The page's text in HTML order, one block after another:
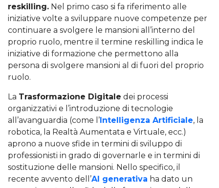
reskilling. Nel primo caso si fa riferimento alle
iniziative volte a sviluppare nuove competenze per
continuare a svolgere le mansioni all’interno del
proprio ruolo, mentre il termine reskilling indica le
iniziative di formazione che permettono alla
persona di svolgere mansioni al di fuori del proprio
ruolo.
La Trasformazione Digitale dei processi
organizzativi e l’introduzione di tecnologie
all’avanguardia (come l’Intelligenza Artificiale, la
robotica, la Realtà Aumentata e Virtuale, ecc.)
aprono a nuove sfide in termini di sviluppo di
professionisti in grado di governarle e in termini di
sostituzione delle mansioni. Nello specifico, il
recente avvento dell’AI generativa ha dato un